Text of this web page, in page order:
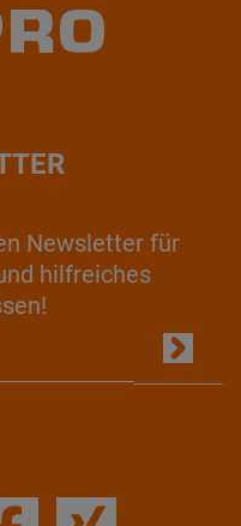
Newsletter für
hilfreiches